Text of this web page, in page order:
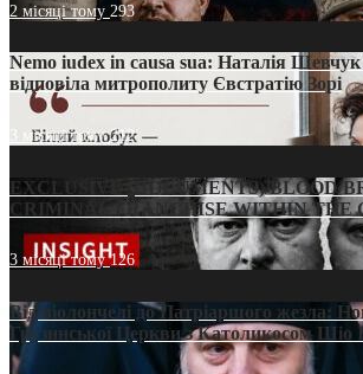
2 місяці тому 293
Nemo iudex in causa sua: Наталія Шевчук
відповіла митрополиту Євстратію Зорі
3 місяці тому212
EXCLUSIVE (DOCUMENTS)/BLOOD
CRIMINAL FRANCHISE WITHIN THE
3 місяці тому126
Від віолончелі до Патріаршого жезла:
Грузинської Церкви з Католикосом Шіо